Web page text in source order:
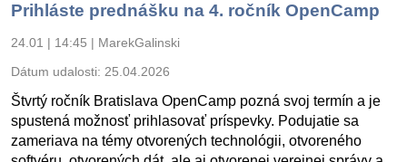
Prihláste prednášku na 4. ročník OpenCamp
24.01 | 14:45 | MarekGalinski
Dátum udalosti: 25.04.2026
Štvrtý ročník Bratislava OpenCamp pozná svoj termín a je
spustená možnosť prihlasovať príspevky. Podujatie sa
zameriava na témy otvorených technológii, otvoreného